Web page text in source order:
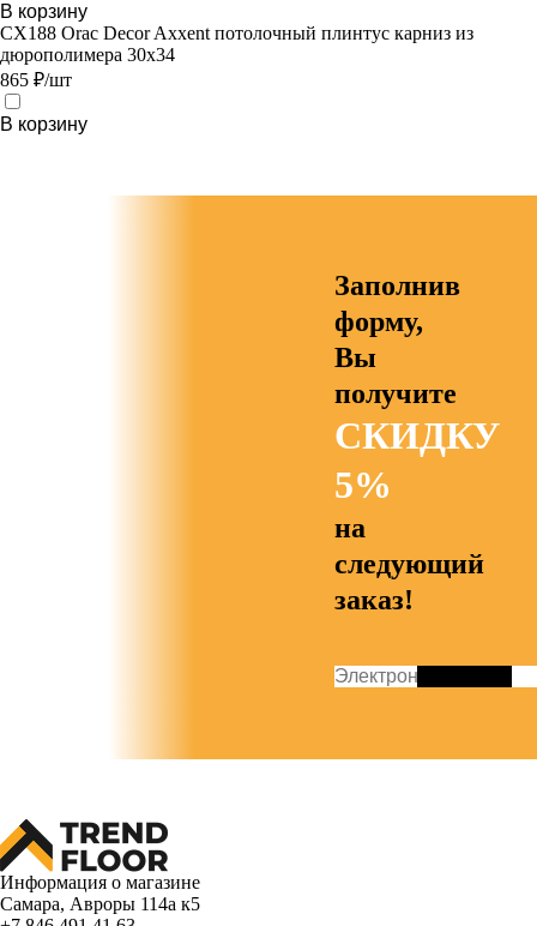
В корзину
CX188 Orac Decor Axxent потолочный плинтус карниз из
дюрополимера 30x34
865 ₽/шт
В корзину
Заполнив
форму,
Вы
получите
СКИДКУ
5%
на
следующий
заказ!
Информация о магазине
Самара, Авроры 114а к5